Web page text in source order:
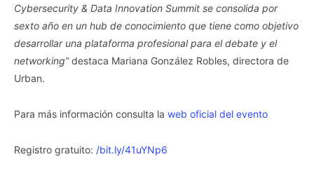
Cybersecurity & Data Innovation Summit se consolida por
sexto año en un hub de conocimiento que tiene como objetivo
desarrollar una plataforma profesional para el debate y el
networking”destaca Mariana González Robles, directora de
Urban.
Para más información consulta la web oficial del evento
Registro gratuito: /bit.ly/41uYNp6